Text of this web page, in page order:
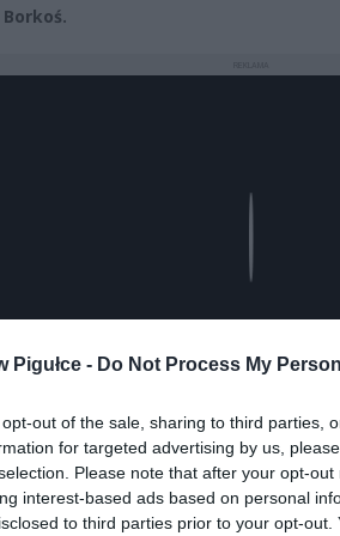
Pigułce - Do Not Process My
out of the sale, sharing to third parties,
for targeted advertising by us,
Please note that after your opt-
interest-based ads based on personal
to third parties prior to your opt-